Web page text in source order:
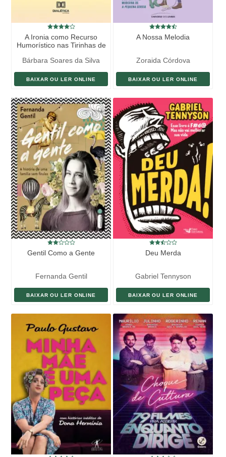
A Ironia como Recurso
Humorístico nas Tirinhas de
Bárbara Soares da Silva
BAIXAR OU LER ONLINE
A Nossa Melodia
Zoraida Córdova
BAIXAR OU LER ONLINE
Gentil Como a Gente
Fernanda Gentil
BAIXAR OU LER ONLINE
Deu Merda
Gabriel Tennyson
BAIXAR OU LER ONLINE